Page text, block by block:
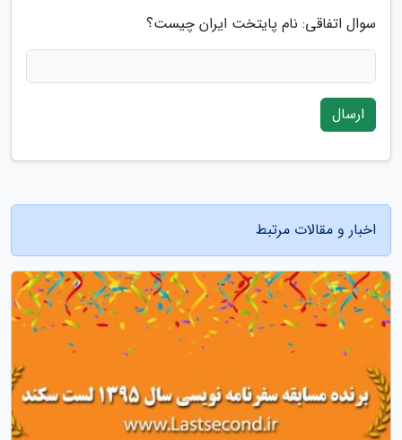
سوال اتفاقی: نام پایتخت ایران چیست؟
ارسال
اخبار و مقالات مرتبط